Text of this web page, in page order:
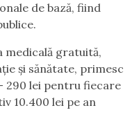
de bază, fiind
medicală gratuită,
și sănătate, primesc
290 lei pentru fiecare
10.400 lei pe an